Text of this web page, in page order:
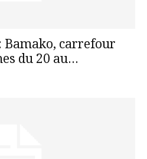
carrefour
du 20 au...